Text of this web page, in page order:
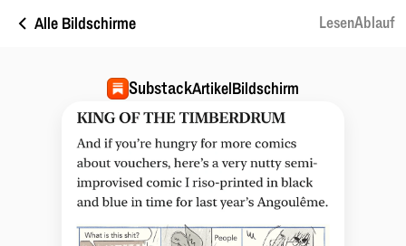
Alle Bildschirme LesenAblauf
SubstackArtikelBildschirm